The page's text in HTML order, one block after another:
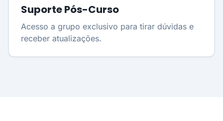
Suporte Pós-Curso
Acesso a grupo exclusivo para tirar dúvidas e
receber atualizações.